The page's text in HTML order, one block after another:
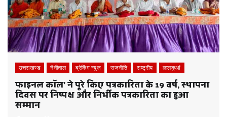
उत्तराखण्ड नैनीताल ब्रेकिंग न्यूज़ राजनीति राष्ट्रीय लालकुआं
फाइनल कॉल’ ने पूरे किए पत्रकारिता के 19 वर्ष, स्थापना
दिवस पर निष्पक्ष और निर्भीक पत्रकारिता का हुआ
सम्मान